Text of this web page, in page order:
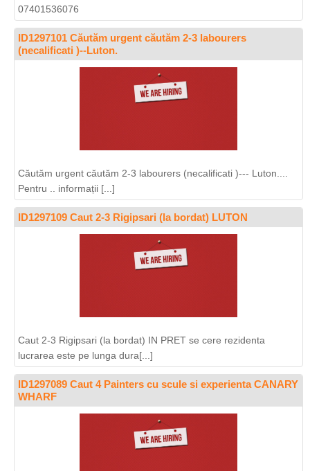
07401536076
ID1297101 Căutăm urgent căutăm 2-3 labourers
(necalificati )--Luton.
Căutăm urgent căutăm 2-3 labourers (necalificati )--- Luton....
Pentru .. informații [...]
ID1297109 Caut 2-3 Rigipsari (la bordat) LUTON
Caut 2-3 Rigipsari (la bordat) IN PRET se cere rezidenta
lucrarea este pe lunga dura[...]
ID1297089 Caut 4 Painters cu scule si experienta CANARY
WHARF